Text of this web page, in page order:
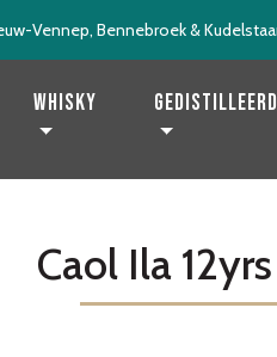
Vennep, Bennebroek &
Whisky Gedistilleerd
Caol Ila